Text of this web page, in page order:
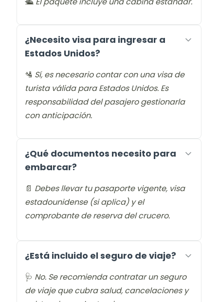
¿Necesito visa para ingresar a
Estados Unidos?
🛂 Sí, es necesario contar con una visa de
turista válida para Estados Unidos. Es
responsabilidad del pasajero gestionarla
con anticipación.
¿Qué documentos necesito para
embarcar?
📄 Debes llevar tu pasaporte vigente, visa
estadounidense (si aplica) y el
comprobante de reserva del crucero.
¿Está incluido el seguro de viaje?
🩺 No. Se recomienda contratar un seguro
de viaje que cubra salud, cancelaciones y